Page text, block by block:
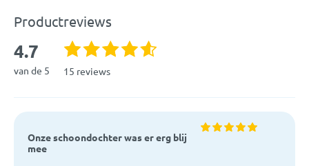
Materiaal:
EAN: 5902745548265
Artikelcode: ZAF1110254ML
Productreviews
4.7
van de 5 15 reviews
Onze schoondochter was er erg blij
mee